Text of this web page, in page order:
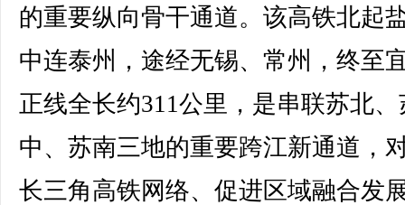
的重要纵向骨干通道。该高铁北起
中连泰州，途经无锡、常州，终至
正线全长约311公里，是串联苏北、
中、苏南三地的重要跨江新通道，
长三角高铁网络、促进区域融合发